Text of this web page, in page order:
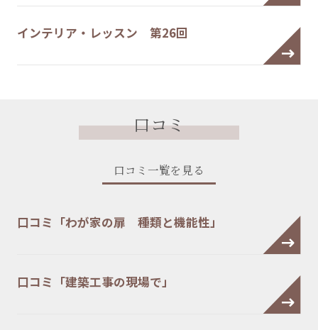
インテリア・レッスン 第26回
口コミ
口コミ一覧を見る
口コミ「わが家の扉 種類と機能性」
口コミ「建築工事の現場で」